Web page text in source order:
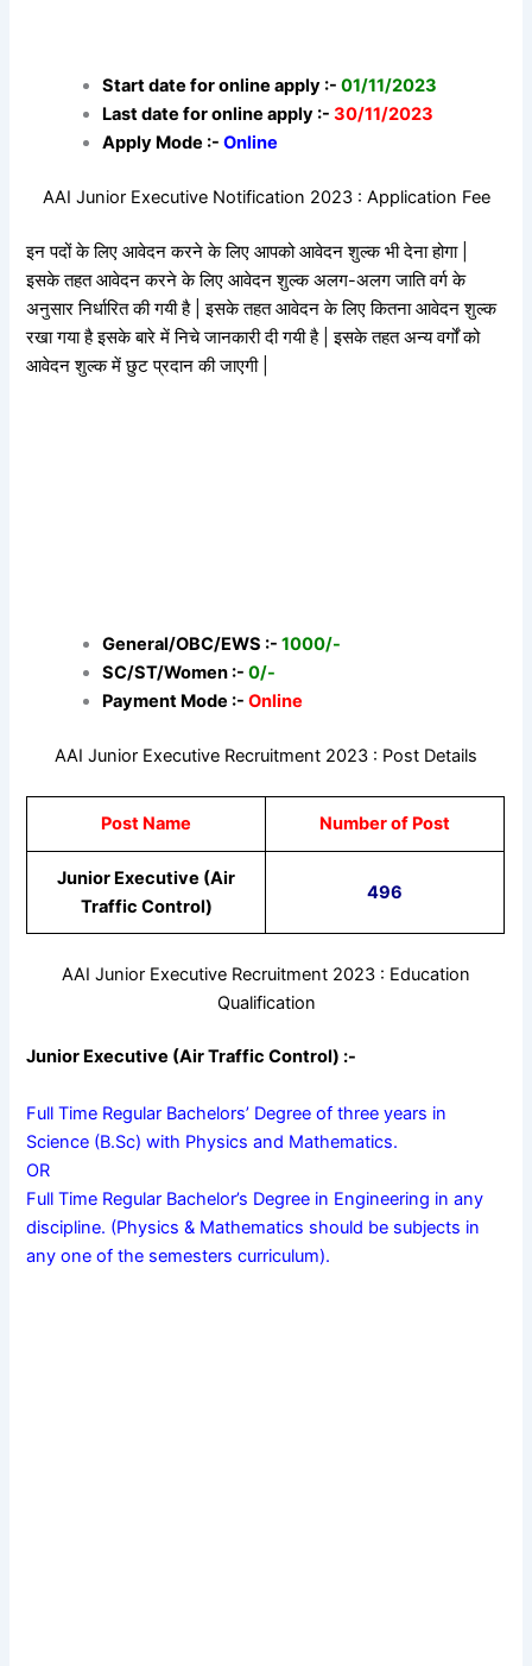
Start date for online apply :-01/11/2023
Last date for online apply :- 30/11/2023
Apply Mode :-Online
AAI Junior Executive Notification 2023 : Application Fee
इन पदों के लिए आवेदन करने के लिए आपको आवेदन शुल्क भी देना होगा |
इसके तहत आवेदन करने के लिए आवेदन शुल्क अलग-अलग जाति वर्ग के
अनुसार निर्धारित की गयी है | इसके तहत आवेदन के लिए कितना आवेदन शुल्क
रखा गया है इसके बारे में निचे जानकारी दी गयी है | इसके तहत अन्य वर्गों को
आवेदन शुल्क में छुट प्रदान की जाएगी |
General/OBC/EWS :-1000/-
SC/ST/Women :- 0/-
Payment Mode :-Online
AAI Junior Executive Recruitment 2023 : Post Details
Post Name Number of Post
Junior Executive (Air
Traffic Control)
496
AAI Junior Executive Recruitment 2023 : Education
Qualification
Junior Executive (Air Traffic Control) :-
Full Time Regular Bachelors’ Degree of three years in
Science (B.Sc) with Physics and Mathematics.
OR
Full Time Regular Bachelor’s Degree in Engineering in any
discipline. (Physics & Mathematics should be subjects in
any one of the semesters curriculum).